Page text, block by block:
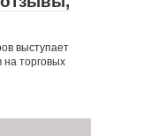
выступает
на торговых